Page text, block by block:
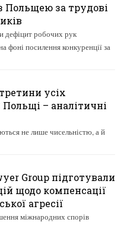
Польщею за трудові
дефіцит робочих рук
фоні посилення конкуренції за
усіх
– аналітичні
не лише чисельністю, а й
Group підготували
щодо компенсації
агресії
міжнародних спорів